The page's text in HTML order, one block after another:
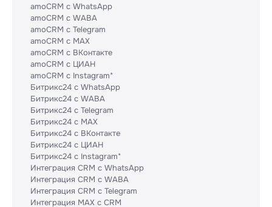
amoCRM с WhatsApp
amoCRM с WABA
amoCRM с Telegram
amoCRM с MAX
amoCRM с ВКонтакте
amoCRM с ЦИАН
amoCRM с Instagram*
Битрикс24 с WhatsApp
Битрикс24 с WABA
Битрикс24 с Telegram
Битрикс24 с MAX
Битрикс24 с ВКонтакте
Битрикс24 с ЦИАН
Битрикс24 с Instagram*
Интеграция CRM с WhatsApp
Интеграция CRM с WABA
Интеграция CRM с Telegram
Интеграция MAX с CRM